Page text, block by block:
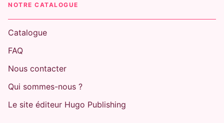
NOTRE CATALOGUE
Catalogue
FAQ
Nous contacter
Qui sommes-nous ?
Le site éditeur Hugo Publishing